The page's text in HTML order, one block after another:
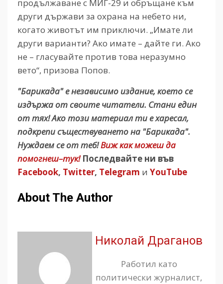
продължаване с МИГ-29 и обръщане към
други държави за охрана на небето ни,
когато животът им приключи. „Имате ли
други варианти? Ако имате – дайте ги. Ако
не – гласувайте против това неразумно
вето“, призова Попов.
"Барикада" е независимо издание, което се
издържа от своите читатели. Стани един
от тях! Ако този материал ти е харесал,
подкрепи съществуването на "Барикада".
Нуждаем се от теб!Виж как можеш да
помогнеш–тук! Последвайте ни във
Facebook, Twitter, Telegram и YouTube
About The Author
Николай Драганов
Работил като
политически журналист,